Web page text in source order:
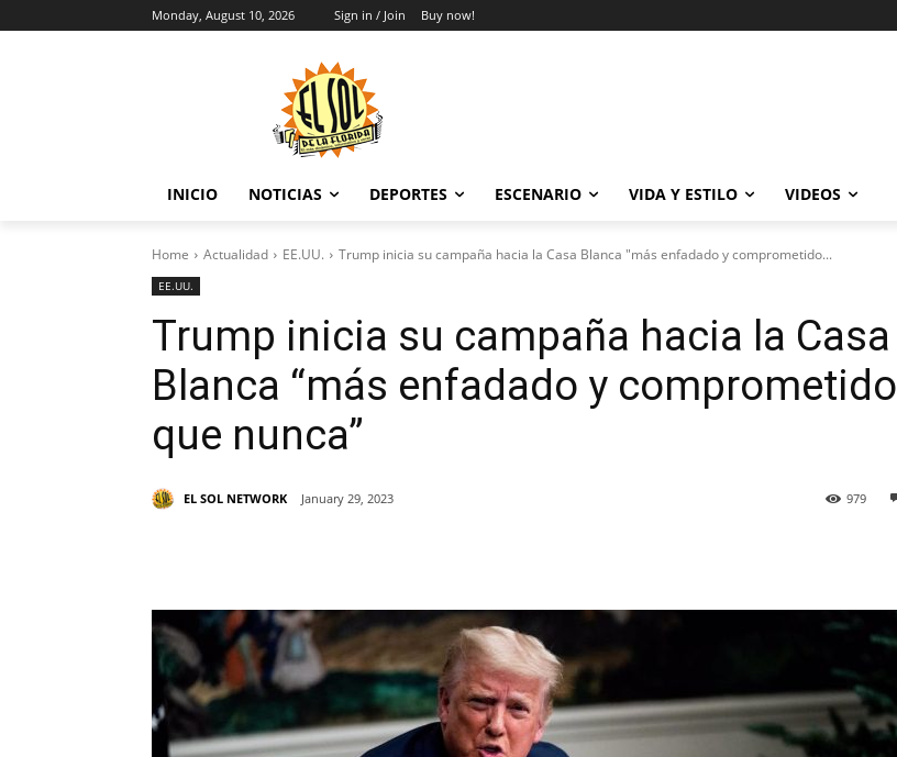
Monday, August 10, 2026 Sign in / Join Buy now!
INICIO NOTICIAS DEPORTES ESCENARIO VIDA Y ESTILO VIDEOS
Home Actualidad EE.UU. Trump inicia su campaña hacia la Casa Blanca "más enfadado y comprometido...
EE.UU.
Trump inicia su campaña hacia la Casa
Blanca “más enfadado y comprometido
que nunca”
EL SOL NETWORK January 29, 2023 979